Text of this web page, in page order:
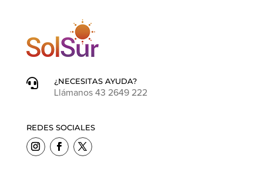

¿NECESITAS AYUDA?
Llámanos 43 2649 222
REDES SOCIALES